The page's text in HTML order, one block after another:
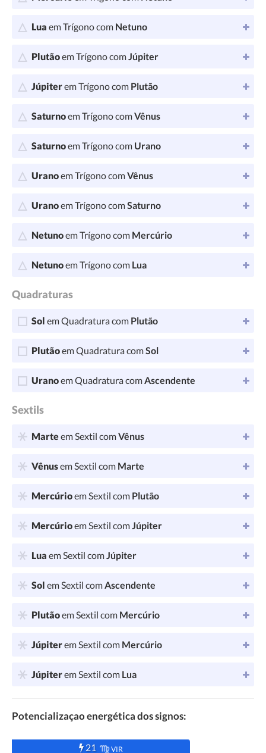
Lua em Trígono com Netuno
Plutãoem Trígono comJúpiter
Júpiterem Trígono com Plutão
Saturnoem Trígono comVênus
Saturnoem Trígono com Urano
Uranoem Trígono comVênus
Uranoem Trígono comSaturno
Netunoem Trígono com Mercúrio
Netunoem Trígono com Lua
Quadraturas
Sol em Quadratura com Plutão
Plutãoem Quadratura comSol
Uranoem Quadratura comAscendente
Sextils
Marteem Sextil comVênus
Vênusem Sextil com Marte
Mercúrioem Sextil com Plutão
Mercúrioem Sextil comJúpiter
Lua em Sextil comJúpiter
Sol em Sextil comAscendente
Plutãoem Sextil com Mercúrio
Júpiterem Sextil com Mercúrio
Júpiterem Sextil com Lua
Potencializaçao energética dos signos:
21 VIR